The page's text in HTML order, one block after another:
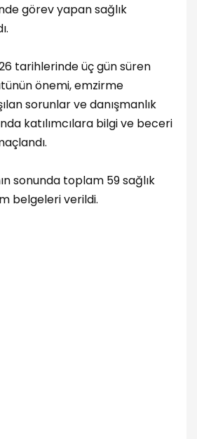
görev yapan sağlık
tarihlerinde üç gün süren
önemi, emzirme
sorunlar ve danışmanlık
katılımcılara bilgi ve beceri
sonunda toplam 59 sağlık
belgeleri verildi.